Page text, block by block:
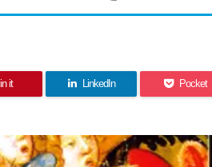
it LinkedIn Pocket